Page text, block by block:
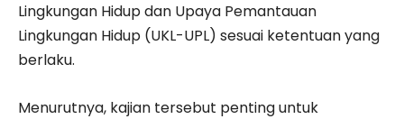
Lingkungan Hidup dan Upaya Pemantauan
Lingkungan Hidup (UKL-UPL) sesuai ketentuan yang
berlaku.
Menurutnya, kajian tersebut penting untuk